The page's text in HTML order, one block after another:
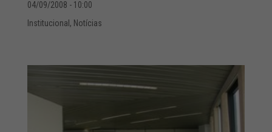
04/09/2008 - 10:00
Institucional , Notícias